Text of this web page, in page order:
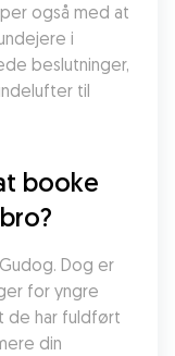
også med at
i
beslutninger,
til
booke
Dog er
for yngre
de har fuldført
din